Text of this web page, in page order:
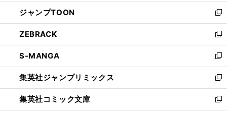
く
ウ
で
開
く
ン
ド
ウ
で
開
く
ウ
ィ
ン
ド
ウ
で
開
く
し
い
ウ
ィ
ン
ド
ウ
で
開
く
ジャンプTOON
新
し
い
ウ
ィ
ン
ド
ウ
で
開
ZEBRACK
新
し
い
ウ
ィ
ン
ド
ウ
S-MANGA
新
し
い
ウ
ィ
ン
集英社ジャンプリミックス
新
し
い
ウ
集英社コミック文庫
新
し